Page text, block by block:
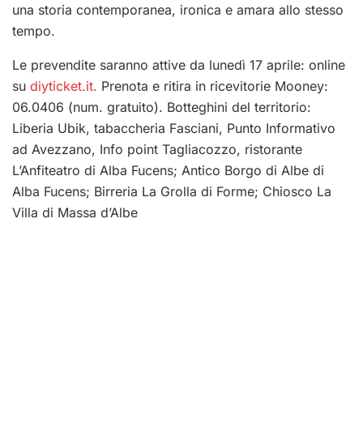
una storia contemporanea, ironica e amara allo stesso
tempo.
Le prevendite saranno attive da lunedì 17 aprile: online
su diyticket.it. Prenota e ritira in ricevitorie Mooney:
06.0406 (num. gratuito). Botteghini del territorio:
Liberia Ubik, tabaccheria Fasciani, Punto Informativo
ad Avezzano, Info point Tagliacozzo, ristorante
L’Anfiteatro di Alba Fucens; Antico Borgo di Albe di
Alba Fucens; Birreria La Grolla di Forme; Chiosco La
Villa di Massa d’Albe